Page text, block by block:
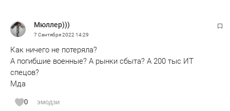
Мюллер)))
7 Сентября 202214:29
Как ничего не потеряла?
А погибшие военные? А рынки сбыта? А 200 тыс ИТ
спецов?
Мда
0 эмодзи